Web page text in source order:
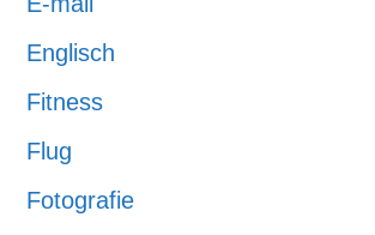
Englisch
Fitness
Flug
Fotografie